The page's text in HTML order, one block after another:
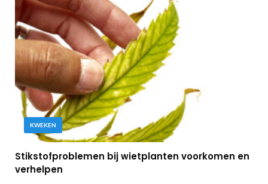
KWEKEN
Stikstofproblemen bij wietplanten voorkomen en
verhelpen